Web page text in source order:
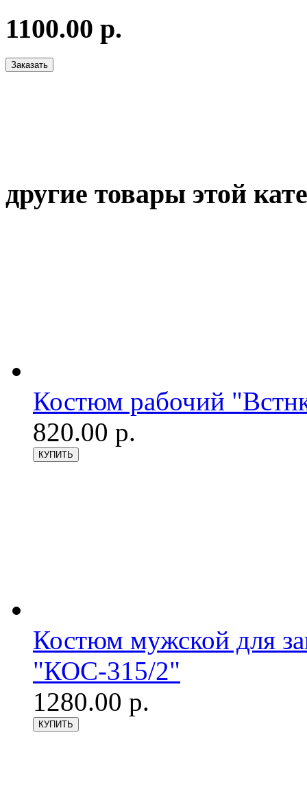
1100.00 р.
другие товары этой
Костюм рабочий
820.00 р.
Костюм мужской для
"КОС-315/2"
1280.00 р.